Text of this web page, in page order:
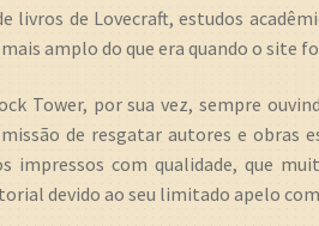
livros de Lovecraft, estudos
amplo do que era quando o site
Tower, por sua vez, sempre
de resgatar autores e obras
impressos com qualidade, que
devido ao seu limitado apelo